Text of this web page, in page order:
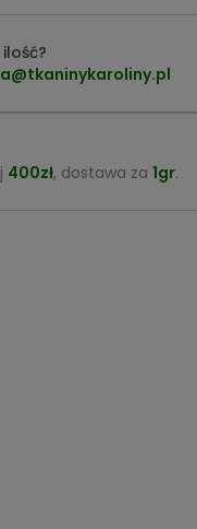
400zł, dostawa za 1gr.